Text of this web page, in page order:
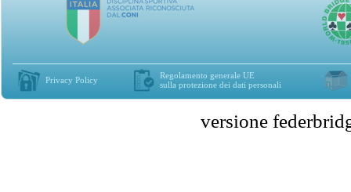
Privacy Policy
Regolamento generale UE
sulla protezione dei dati personali
versione